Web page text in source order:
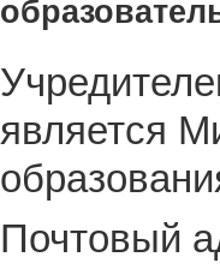
является
Почтовый